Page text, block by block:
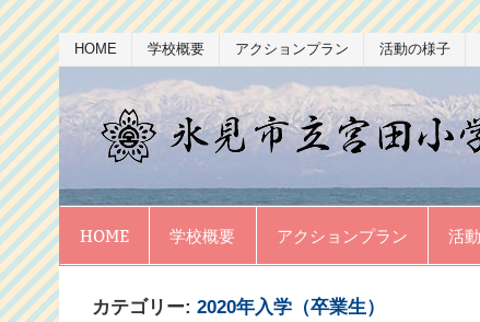
Skip
to
content
HOME 学校概要 アクションプラン 活動の様子
HOME 学校概要 アクションプラン 活
カテゴリー:2020年入学（卒業生）